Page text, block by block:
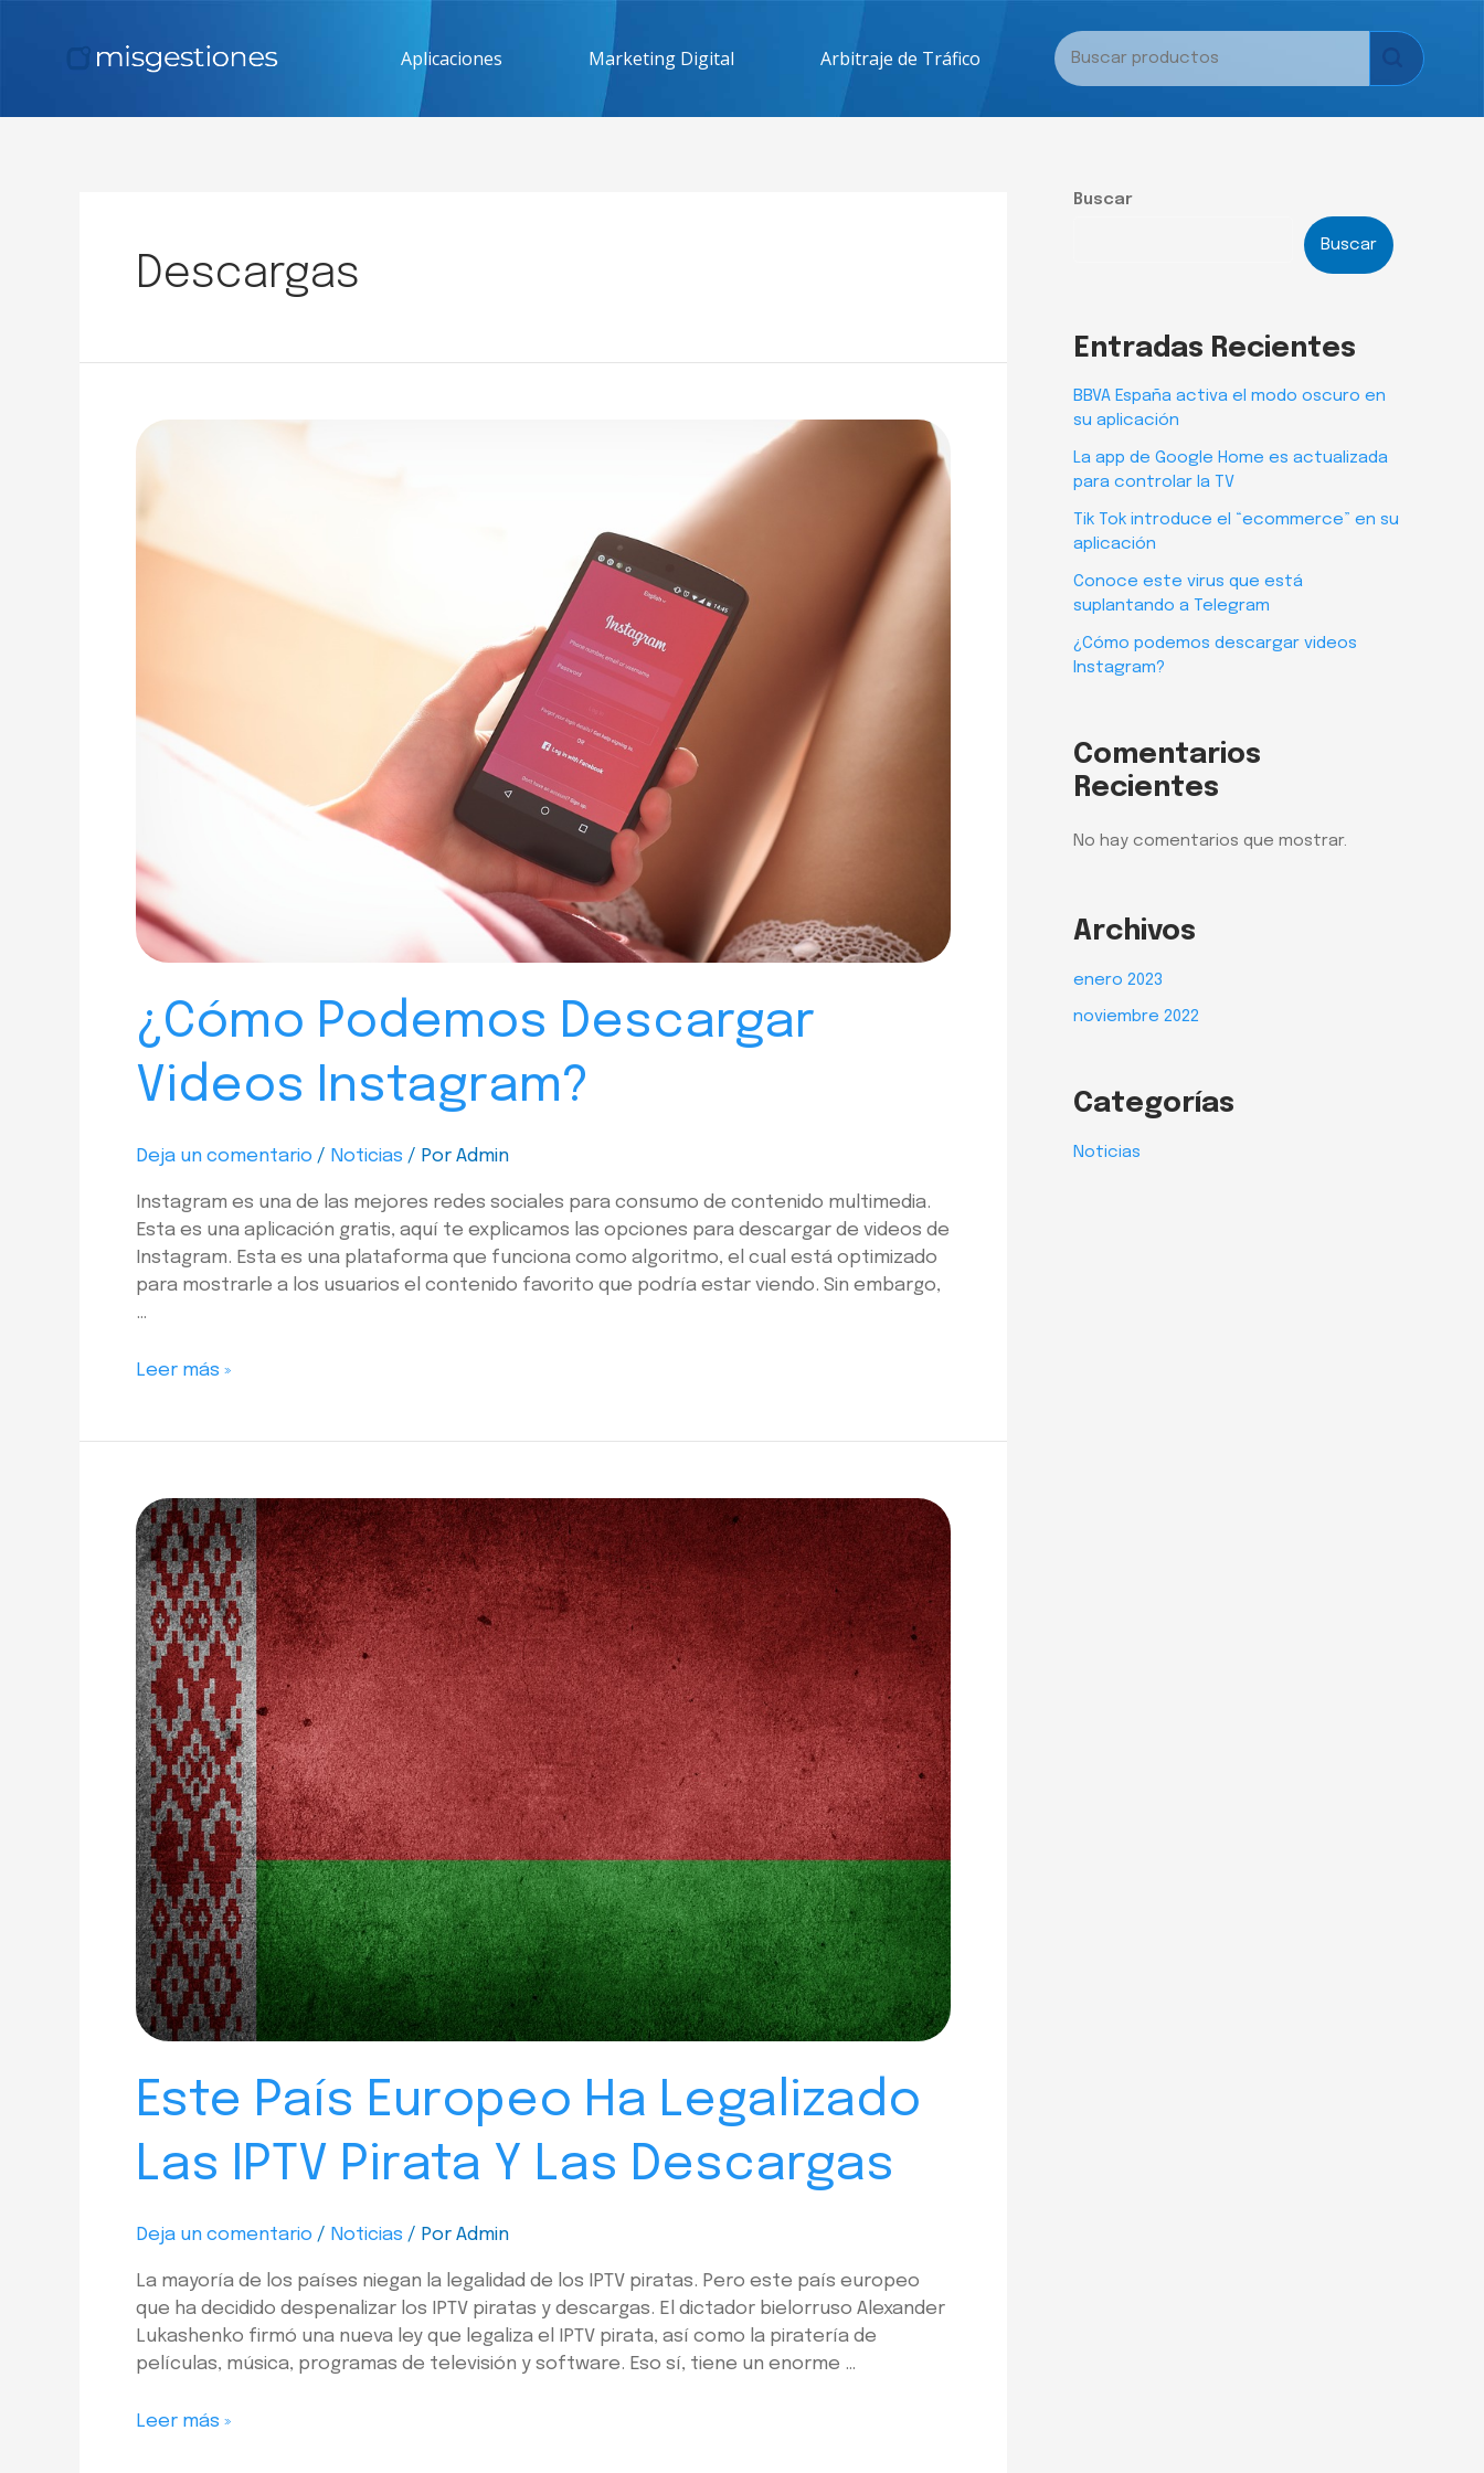
Aplicaciones Marketing Digital Arbitraje de Tráfico
Descargas
¿Cómo Podemos Descargar
Videos Instagram?
Deja un comentario / Noticias / Por Admin
Instagram es una de las mejores redes sociales para consumo de contenido multimedia.
Esta es una aplicación gratis, aquí te explicamos las opciones para descargar de videos de
Instagram. Esta es una plataforma que funciona como algoritmo, el cual está optimizado
para mostrarle a los usuarios el contenido favorito que podría estar viendo. Sin embargo,
…
Leer más »
Este País Europeo Ha Legalizado
Las IPTV Pirata Y Las Descargas
Deja un comentario / Noticias / Por Admin
La mayoría de los países niegan la legalidad de los IPTV piratas. Pero este país europeo
que ha decidido despenalizar los IPTV piratas y descargas. El dictador bielorruso Alexander
Lukashenko firmó una nueva ley que legaliza el IPTV pirata, así como la piratería de
películas, música, programas de televisión y software. Eso sí, tiene un enorme …
Leer más »
Buscar
Buscar
Entradas Recientes
BBVA España activa el modo oscuro en
su aplicación
La app de Google Home es actualizada
para controlar la TV
Tik Tok introduce el “ecommerce” en su
aplicación
Conoce este virus que está
suplantando a Telegram
¿Cómo podemos descargar videos
Instagram?
Comentarios
Recientes
No hay comentarios que mostrar.
Archivos
enero 2023
noviembre 2022
Categorías
Noticias